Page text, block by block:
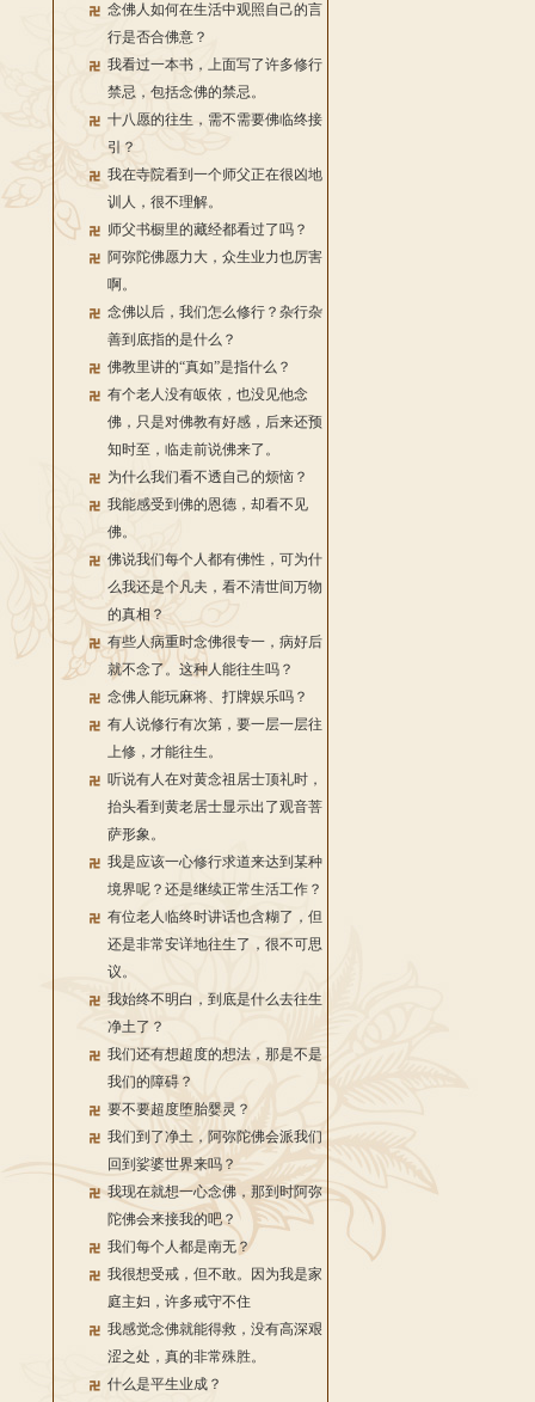
念佛人如何在生活中观照自己的言
行是否合佛意？
我看过一本书，上面写了许多修行
禁忌，包括念佛的禁忌。
十八愿的往生，需不需要佛临终接
引？
我在寺院看到一个师父正在很凶地
训人，很不理解。
师父书橱里的藏经都看过了吗？
阿弥陀佛愿力大，众生业力也厉害
啊。
念佛以后，我们怎么修行？杂行杂
善到底指的是什么？
佛教里讲的“真如”是指什么？
有个老人没有皈依，也没见他念
佛，只是对佛教有好感，后来还预
知时至，临走前说佛来了。
为什么我们看不透自己的烦恼？
我能感受到佛的恩德，却看不见
佛。
佛说我们每个人都有佛性，可为什
么我还是个凡夫，看不清世间万物
的真相？
有些人病重时念佛很专一，病好后
就不念了。这种人能往生吗？
念佛人能玩麻将、打牌娱乐吗？
有人说修行有次第，要一层一层往
上修，才能往生。
听说有人在对黄念祖居士顶礼时，
抬头看到黄老居士显示出了观音菩
萨形象。
我是应该一心修行求道来达到某种
境界呢？还是继续正常生活工作？
有位老人临终时讲话也含糊了，但
还是非常安详地往生了，很不可思
议。
我始终不明白，到底是什么去往生
净土了？
我们还有想超度的想法，那是不是
我们的障碍？
要不要超度堕胎婴灵？
我们到了净土，阿弥陀佛会派我们
回到娑婆世界来吗？
我现在就想一心念佛，那到时阿弥
陀佛会来接我的吧？
我们每个人都是南无？
我很想受戒，但不敢。因为我是家
庭主妇，许多戒守不住
我感觉念佛就能得救，没有高深艰
涩之处，真的非常殊胜。
什么是平生业成？